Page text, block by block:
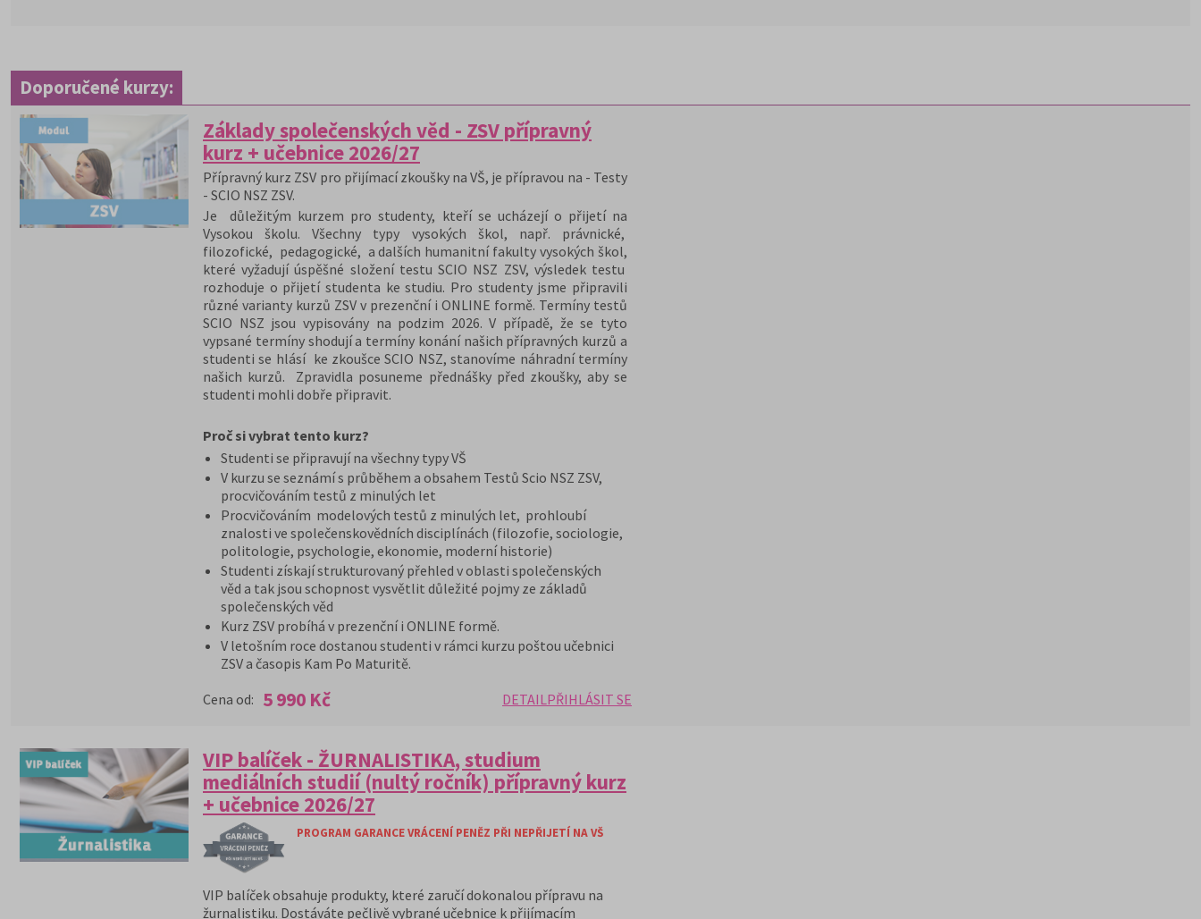
Doporučené kurzy:
Základy společenských věd - ZSV přípravný
kurz + učebnice 2026/27
Přípravný kurz ZSV pro přijímací zkoušky na VŠ, je přípravou na - Testy
- SCIO NSZ ZSV.
Je důležitým kurzem pro studenty, kteří se ucházejí o přijetí na
Vysokou školu. Všechny typy vysokých škol, např. právnické,
filozofické, pedagogické, a dalších humanitní fakulty vysokých škol,
které vyžadují úspěšné složení testu SCIO NSZ ZSV, výsledek testu
rozhoduje o přijetí studenta ke studiu. Pro studenty jsme připravili
různé varianty kurzů ZSV v prezenční i ONLINE formě. Termíny testů
SCIO NSZ jsou vypisovány na podzim 2026. V případě, že se tyto
vypsané termíny shodují a termíny konání našich přípravných kurzů a
studenti se hlásí ke zkoušce SCIO NSZ, stanovíme náhradní termíny
našich kurzů. Zpravidla posuneme přednášky před zkoušky, aby se
studenti mohli dobře připravit.
Proč si vybrat tento kurz?
Studenti se připravují na všechny typy VŠ
V kurzu se seznámí s průběhem a obsahem Testů Scio NSZ ZSV,
procvičováním testů z minulých let
Procvičováním modelových testů z minulých let, prohloubí
znalosti ve společenskovědních disciplínách (filozofie, sociologie,
politologie, psychologie, ekonomie, moderní historie)
Studenti získají strukturovaný přehled v oblasti společenských
věd a tak jsou schopnost vysvětlit důležité pojmy ze základů
společenských věd
Kurz ZSV probíhá v prezenční i ONLINE formě.
V letošním roce dostanou studenti v rámci kurzu poštou učebnici
ZSV a časopis Kam Po Maturitě.
Cena od: 5 990 Kč DETAILPŘIHLÁSIT SE
VIP balíček - ŽURNALISTIKA, studium
mediálních studií (nultý ročník) přípravný kurz
+ učebnice 2026/27
PROGRAM GARANCE VRÁCENÍ PENĚZ PŘI NEPŘIJETÍ NA VŠ
VIP balíček obsahuje produkty, které zaručí dokonalou přípravu na
žurnalistiku. Dostáváte pečlivě vybrané učebnice k přijímacím